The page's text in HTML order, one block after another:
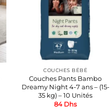
COUCHES BÉBÉ
Couches Pants Bambo
Dreamy Night 4-7 ans – (15-
35 kg) – 10 Unités
84 Dhs